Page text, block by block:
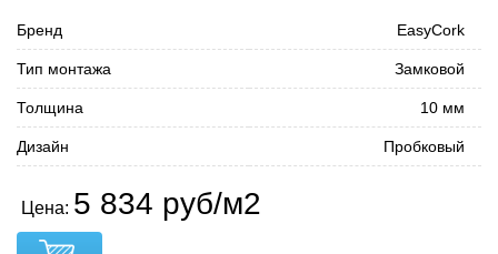
Бренд EasyCork
Тип монтажа Замковой
Толщина 10 мм
Дизайн Пробковый
Цена: 5 834 руб/м2